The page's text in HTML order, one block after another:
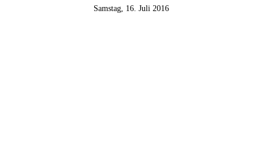
Samstag, 16. Juli 2016